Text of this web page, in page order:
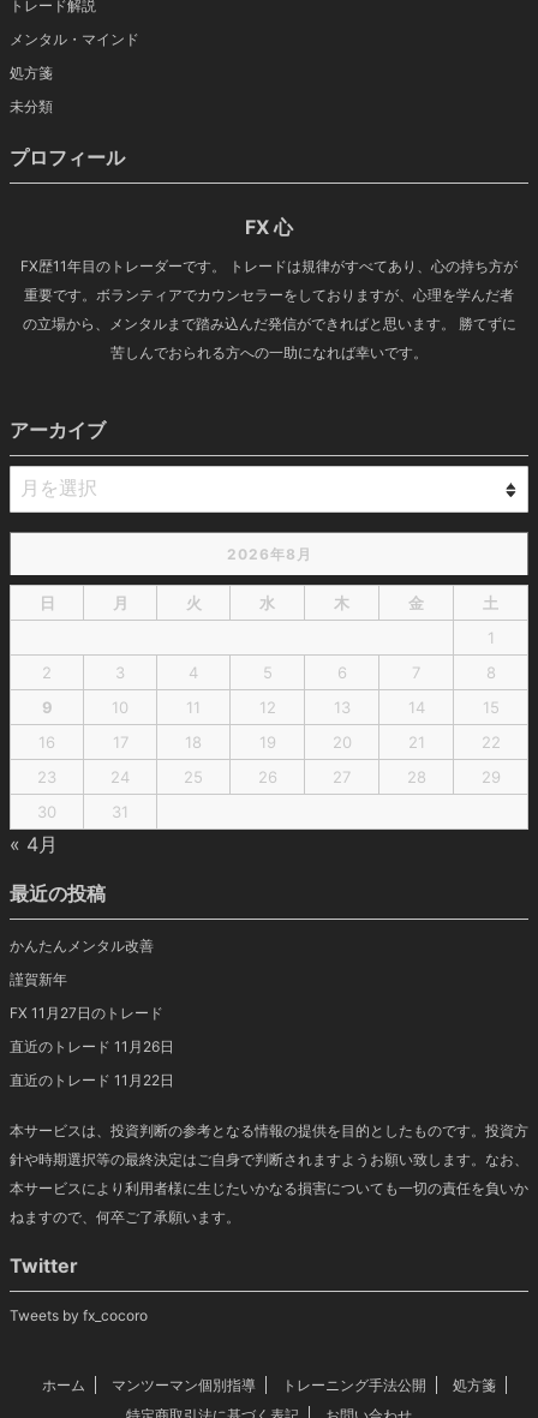
トレード解説
メンタル・マインド
処方箋
未分類
プロフィール
FX 心
FX歴11年目のトレーダーです。 トレードは規律がすべてあり、心の持ち方が
重要です。ボランティアでカウンセラーをしておりますが、心理を学んだ者
の立場から、メンタルまで踏み込んだ発信ができればと思います。 勝てずに
苦しんでおられる方への一助になれば幸いです。
アーカイブ
2026年8月
日 月 火 水 木 金
土
1
2
3 4 5 6 7
8
9
10 11 12 13 14
15
16
17 18 19 20 21
22
23
24 25 26 27 28
29
30
31
« 4月
最近の投稿
かんたんメンタル改善
謹賀新年
FX 11月27日のトレード
直近のトレード 11月26日
直近のトレード 11月22日
本サービスは、投資判断の参考となる情報の提供を目的としたものです。投資方
針や時期選択等の最終決定はご自身で判断されますようお願い致します。なお、
本サービスにより利用者様に生じたいかなる損害についても一切の責任を負いか
ねますので、何卒ご了承願います。
Twitter
Tweets by fx_cocoro
ホーム マンツーマン個別指導 トレーニング手法公開
処方箋